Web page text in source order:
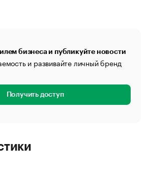
бизнеса и публикуйте новости
и развивайте личный бренд
Получить доступ